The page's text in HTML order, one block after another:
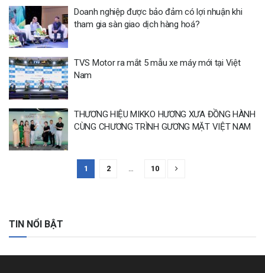
Doanh nghiệp được bảo đảm có lợi nhuận khi
tham gia sàn giao dịch hàng hoá?
TVS Motor ra mắt 5 mẫu xe máy mới tại Việt
Nam
THƯƠNG HIỆU MIKKO HƯƠNG XƯA ĐỒNG HÀNH
CÙNG CHƯƠNG TRÌNH GƯƠNG MẶT VIỆT NAM
1 2 … 10
TIN NỔI BẬT